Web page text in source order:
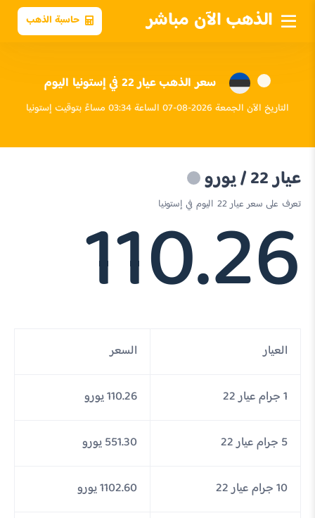
الذهب الآن مباشر حاسبة الذهب
سعر الذهب عيار 22 في إستونيا اليوم
التاريخ الآن الجمعة 2026-08-07 الساعة 03:34 مساءً بتوقيت إستونيا
عيار 22 / يورو
تعرف على سعر عيار 22 اليوم في إستونيا
110.26
العيار السعر
1 جرام عيار 22 110.26 يورو
5 جرام عيار 22 551.30 يورو
10 جرام عيار 22 1102.60 يورو